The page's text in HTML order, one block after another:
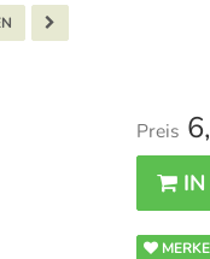
Preis